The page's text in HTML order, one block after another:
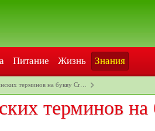
Питание Жизнь Знания
терминов на букву Cr…
терминов на